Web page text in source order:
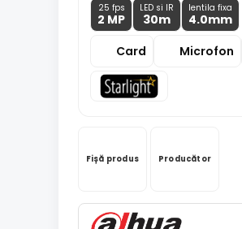
25 fps
2 MP
LED si IR
30m
lentila fixa
4.0mm
Card
Microfon
Fișă produs Producător